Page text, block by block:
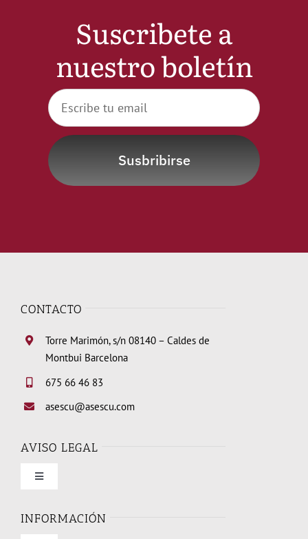
Suscribete a
nuestro boletín
Susbribirse
CONTACTO
Torre Marimón, s/n 08140 – Caldes de
Montbui Barcelona
675 66 46 83
asescu@asescu.com
AVISO LEGAL
Toggle
Condiciones de uso
INFORMACIÓN